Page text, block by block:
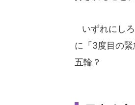
いずれにし
に「3度目の
五輪？